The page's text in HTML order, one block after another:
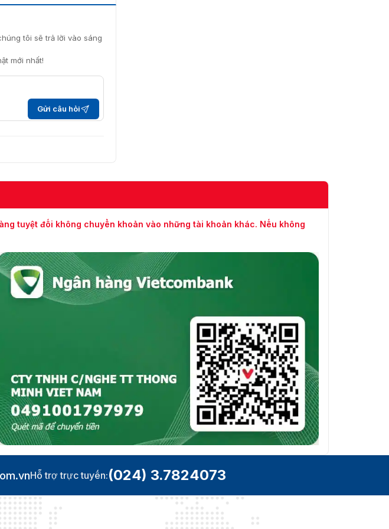
tôi sẽ trả lời vào sáng
mới nhất!
Gửi câu hỏi
tuyệt đối không chuyển khoản vào những tài khoản khác. Nếu không
Hỗ trợ trực tuyến:(024) 3.7824073